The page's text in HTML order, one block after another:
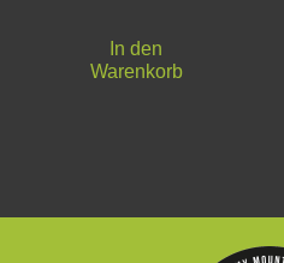
In den
Warenkorb